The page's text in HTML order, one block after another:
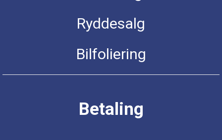
Ryddesalg
Bilfoliering
Betaling